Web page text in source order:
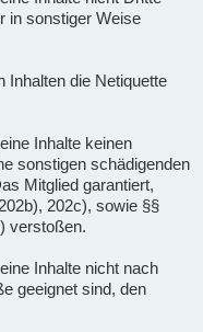
in sonstiger Weise
Inhalten die Netiquette
Inhalte keinen
sonstigen schädigenden
Mitglied garantiert,
202c), sowie §§
verstoßen.
Inhalte nicht nach
geeignet sind, den